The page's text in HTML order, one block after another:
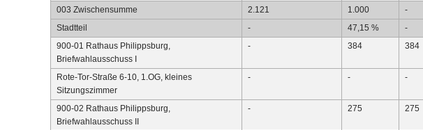
003 Zwischensumme 2.121 1.000 -
Stadtteil - 47,15 % -
900-01 Rathaus Philippsburg,
Briefwahlausschuss I
- 384 384
Rote-Tor-Straße 6-10, 1.OG, kleines
Sitzungszimmer
- - -
900-02 Rathaus Philippsburg,
Briefwahlausschuss II
- 275 275